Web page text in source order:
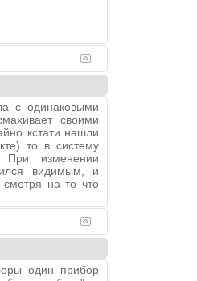
с одинаковыми
своими
кстати нашли
то в систему
При изменении
видимым, и
на то что
один прибор